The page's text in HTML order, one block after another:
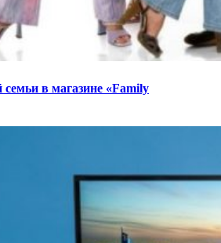
в магазине «Family